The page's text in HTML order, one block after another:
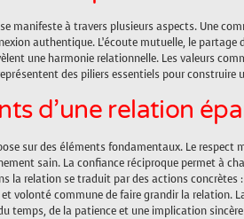
manifeste à travers plusieurs aspects. Une
authentique. L’écoute mutuelle, le
une harmonie relationnelle. Les valeurs
des piliers essentiels pour construire
d’une relation
sur des éléments fondamentaux. Le respect
sain. La confiance réciproque permet à
la relation se traduit par des actions
volonté commune de faire grandir la relation.
temps, de la patience et une implication